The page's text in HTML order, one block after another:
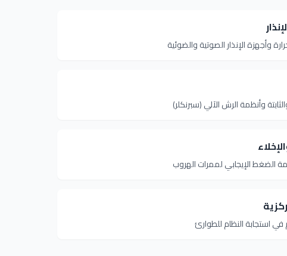
وأجهزة الإنذار الصوتية والضوئية
وأنظمة الرش الآلي (سبرنكلر)
الضغط الإيجابي لممرات الهروب
استجابة النظام للطوارئ